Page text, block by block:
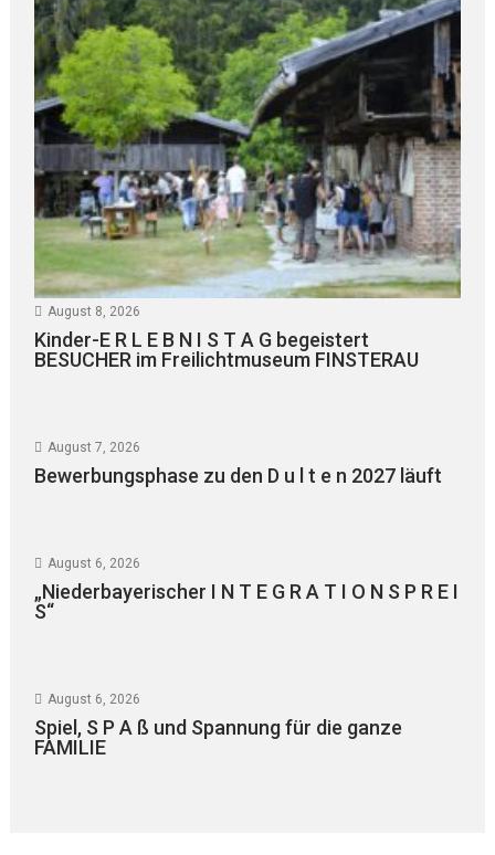
August 8, 2026
Kinder-E R L E B N I S T A G begeistert
BESUCHER im Freilichtmuseum FINSTERAU
August 7, 2026
Bewerbungsphase zu den D u l t e n 2027 läuft
August 6, 2026
„Niederbayerischer I N T E G R A T I O N S P R E I
S“
August 6, 2026
Spiel, S P A ß und Spannung für die ganze
FAMILIE